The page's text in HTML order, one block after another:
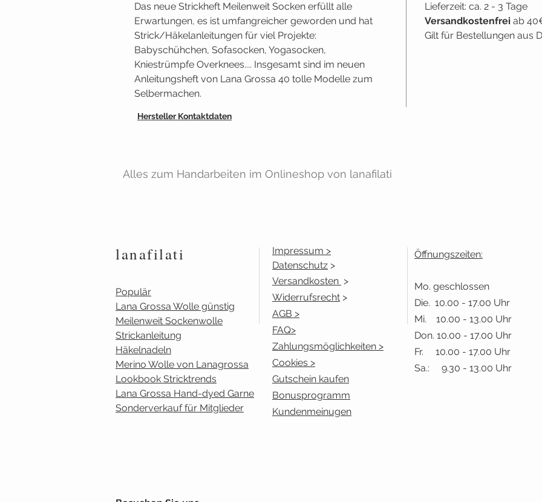
Das neue Strickheft Meilenweit Socken erfüllt alle
Erwartungen, es ist umfangreicher geworden und hat
Strick/Häkelanleitungen für viel Projekte:
Babyschühchen, Sofasocken, Yogasocken,
Kniestrümpfe Overknees.... Insgesamt sind im neuen
Anleitungsheft von Lana Grossa 40 tolle Modelle zum
Selbermachen.
Lieferzeit: ca. 2 - 3 Tage
Versandkostenfrei ab
Gilt für Bestellungen aus
Hersteller Kontaktdaten
Alles zum Handarbeiten im Onlineshop von lanafilati
lanafilati
Populär
Lana Grossa Wolle günstig
Meilenweit Sockenwolle
Strickanleitung
Häkelnadeln
Merino Wolle von Lanagrossa
Lookbook Stricktrends
Lana Grossa Hand-dyed Garne
Sonderverkauf für Mitglieder
Impressum >
Datenschutz >
Versandkosten >
Widerrufsrecht >
AGB >
FAQ>
Zahlungsmöglichkeiten >
Cookies >
Gutschein kaufen
Bonusprogramm
Kundenmeinugen
Öffnungszeiten:
Mo. geschlossen
Die. 10.00 - 17.00 Uhr
Mi. 10.00 - 13.00 Uhr
Don. 10.00 - 17.00 Uhr
Fr. 10.00 - 17.00 Uhr
Sa.: 9.30 - 13.00 Uhr